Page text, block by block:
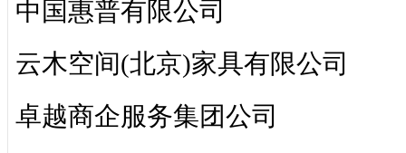
中国惠普有限公司
云木空间(北京)家具有限公司
卓越商企服务集团公司